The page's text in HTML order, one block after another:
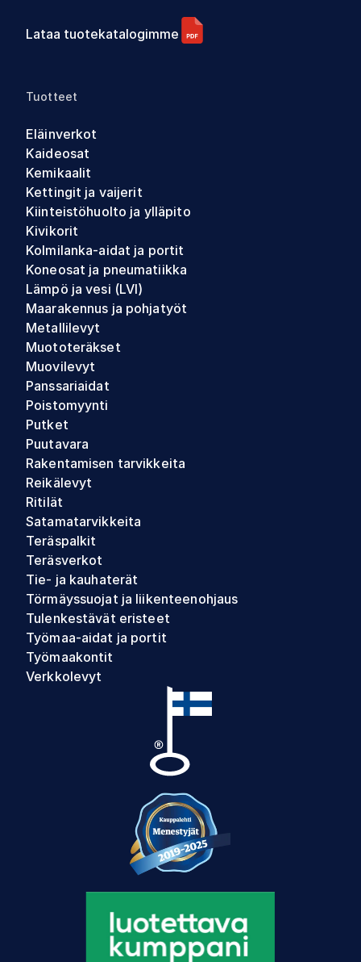
Lataa tuotekatalogimme
Tuotteet
Eläinverkot
Kaideosat
Kemikaalit
Kettingit ja vaijerit
Kiinteistöhuolto ja ylläpito
Kivikorit
Kolmilanka-aidat ja portit
Koneosat ja pneumatiikka
Lämpö ja vesi (LVI)
Maarakennus ja pohjatyöt
Metallilevyt
Muototeräkset
Muovilevyt
Panssariaidat
Poistomyynti
Putket
Puutavara
Rakentamisen tarvikkeita
Reikälevyt
Ritilät
Satamatarvikkeita
Teräspalkit
Teräsverkot
Tie- ja kauhaterät
Törmäyssuojat ja liikenteenohjaus
Tulenkestävät eristeet
Työmaa-aidat ja portit
Työmaakontit
Verkkolevyt